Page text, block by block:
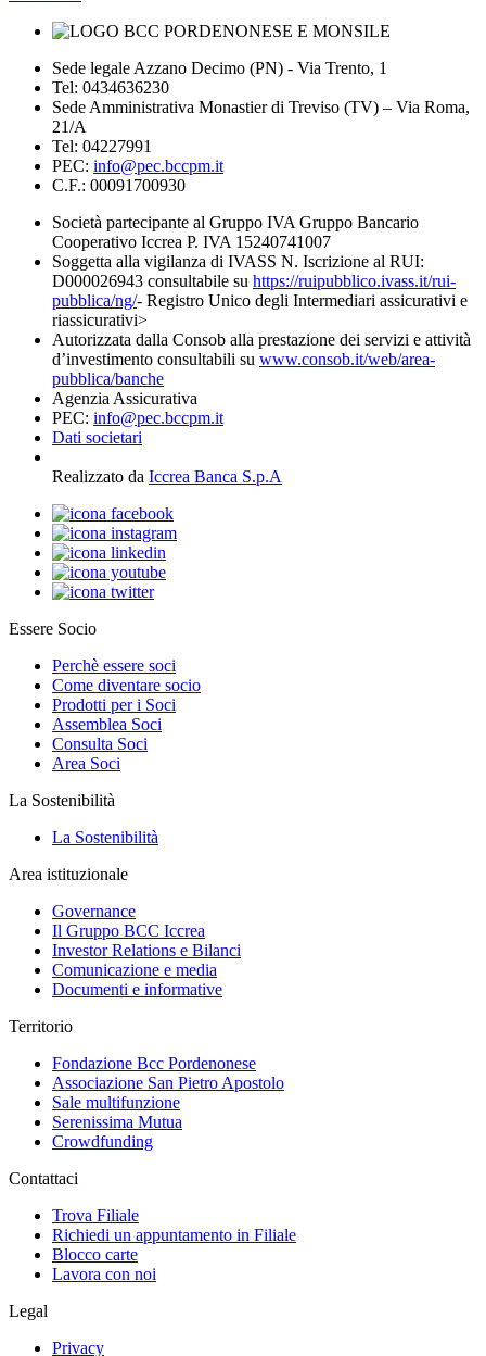
Sede legale Azzano Decimo (PN) - Via Trento, 1
Tel: 0434636230
Sede Amministrativa Monastier di Treviso (TV) – Via Roma,
21/A
Tel: 04227991
PEC: info@pec.bccpm.it
C.F.: 00091700930
Società partecipante al Gruppo IVA Gruppo Bancario
Cooperativo Iccrea P. IVA 15240741007
Soggetta alla vigilanza di IVASS N. Iscrizione al RUI:
D000026943 consultabile su https://ruipubblico.ivass.it/rui-
pubblica/ng/- Registro Unico degli Intermediari assicurativi e
riassicurativi>
Autorizzata dalla Consob alla prestazione dei servizi e attività
d’investimento consultabili su www.consob.it/web/area-
pubblica/banche
Agenzia Assicurativa
PEC: info@pec.bccpm.it
Dati societari
Realizzato da Iccrea Banca S.p.A
Essere Socio
Perchè essere soci
Come diventare socio
Prodotti per i Soci
Assemblea Soci
Consulta Soci
Area Soci
La Sostenibilità
La Sostenibilità
Area istituzionale
Governance
Il Gruppo BCC Iccrea
Investor Relations e Bilanci
Comunicazione e media
Documenti e informative
Territorio
Fondazione Bcc Pordenonese
Associazione San Pietro Apostolo
Sale multifunzione
Serenissima Mutua
Crowdfunding
Contattaci
Trova Filiale
Richiedi un appuntamento in Filiale
Blocco carte
Lavora con noi
Legal
Privacy